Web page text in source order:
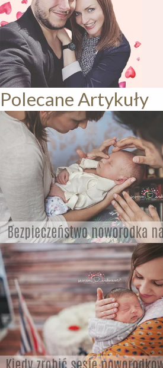
Polecane Artykuły